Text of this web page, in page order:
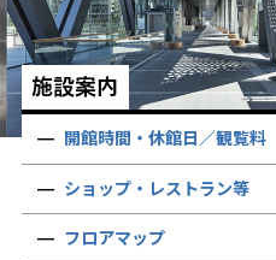
施設案内
開館時間・休館日／観覧料
ショップ・レストラン等
フロアマップ